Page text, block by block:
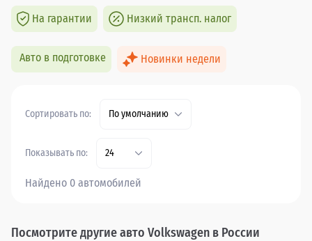
На гарантии Низкий трансп. налог
Авто в подготовке Новинки недели
Сортировать по: По умолчанию
Показывать по: 24
Найдено 0 автомобилей
Посмотрите другие авто Volkswagen в России